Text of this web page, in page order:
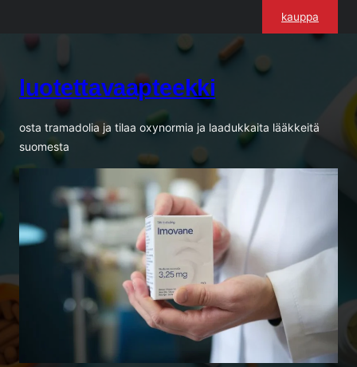
kauppa
luotettavaapteekki
osta tramadolia ja tilaa oxynormia ja laadukkaita lääkkeitä
suomesta